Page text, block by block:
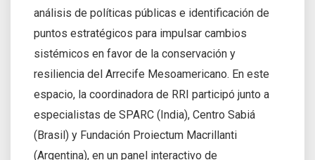
análisis de políticas públicas e identificación de
puntos estratégicos para impulsar cambios
sistémicos en favor de la conservación y
resiliencia del Arrecife Mesoamericano. En este
espacio, la coordinadora de RRI participó junto a
especialistas de SPARC (India), Centro Sabiá
(Brasil) y Fundación Proiectum Macrillanti
(Argentina), en un panel interactivo de